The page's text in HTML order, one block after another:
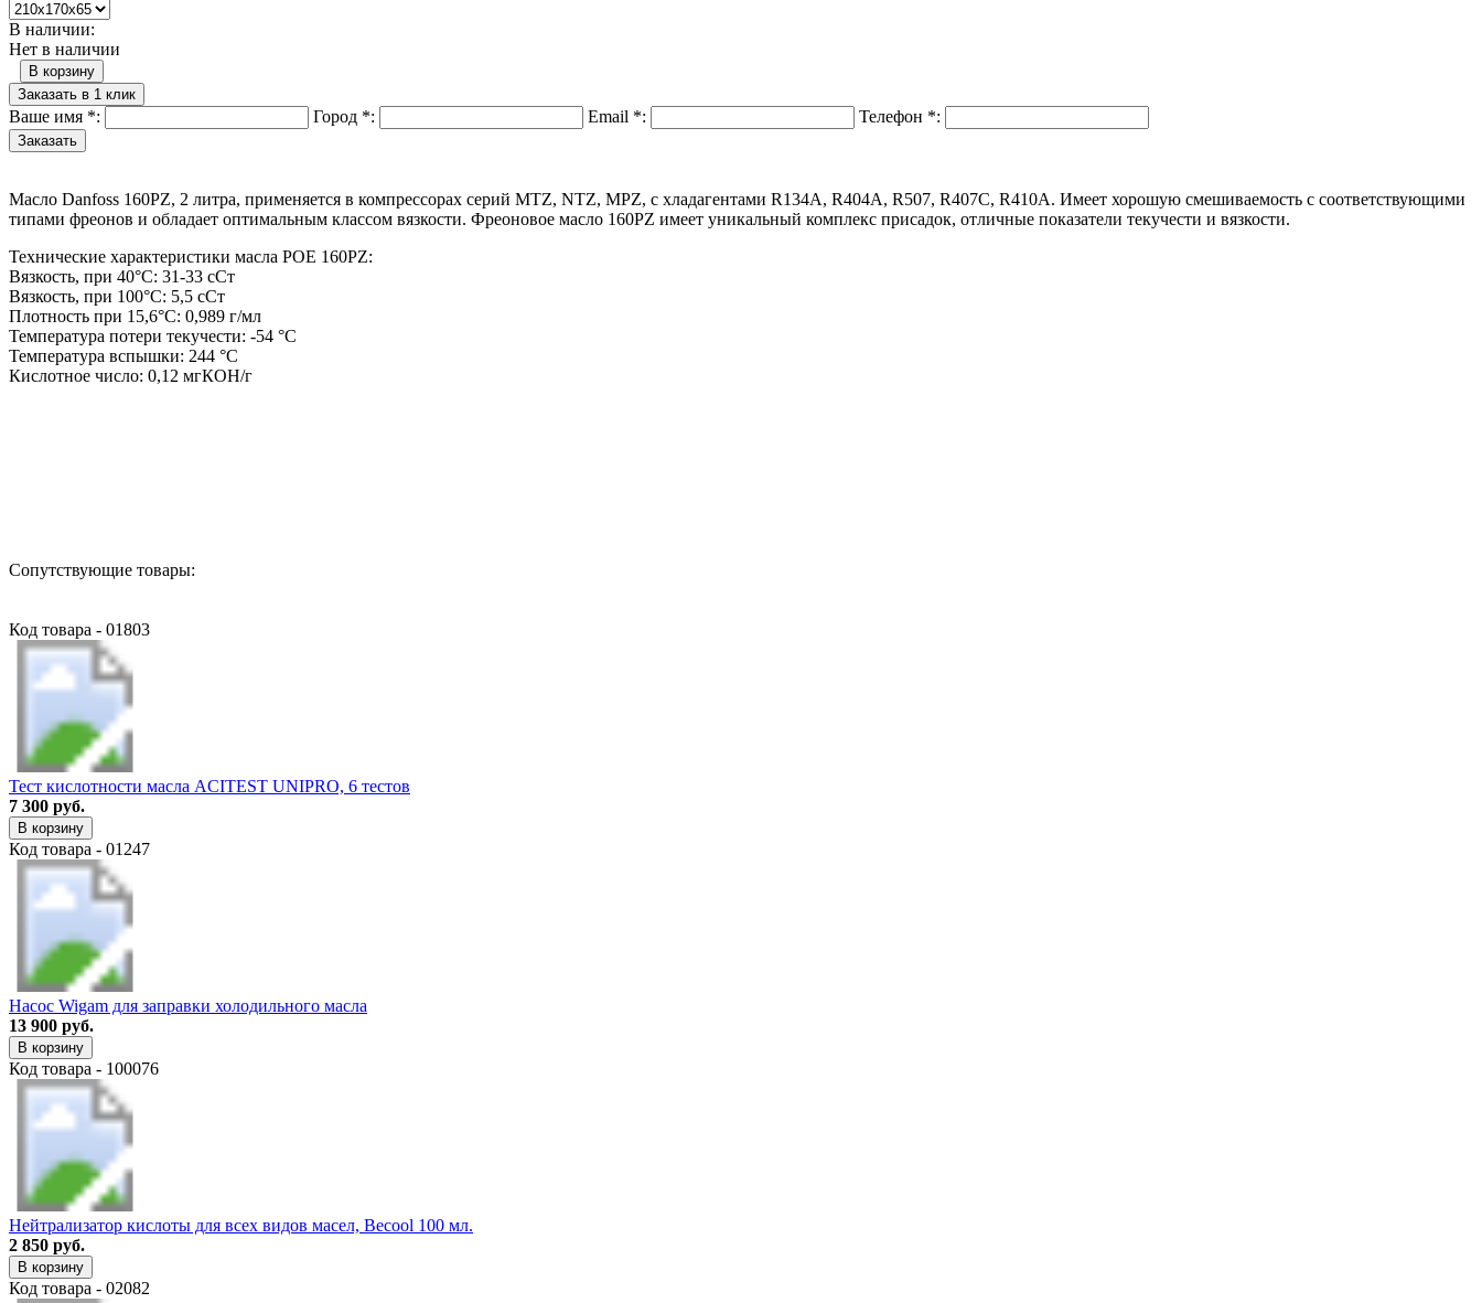
В наличии:
Нет в наличии
В корзину
Заказать в 1 клик
Ваше имя *: Город *: Email *: Телефон *:
Масло Danfoss 160PZ, 2 литра, применяется в компрессорах серий MTZ, NTZ, MPZ, с хладагентами R134A, R404A, R507, R407C, R410A. Имеет хорошую смешиваемость с соответствующими
типами фреонов и обладает оптимальным классом вязкости. Фреоновое масло 160PZ имеет уникальный комплекс присадок, отличные показатели текучести и вязкости.
Технические характеристики масла POE 160PZ:
Вязкость, при 40°C: 31-33 сСт
Вязкость, при 100°C: 5,5 сСт
Плотность при 15,6°C: 0,989 г/мл
Температура потери текучести: -54 °C
Температура вспышки: 244 °C
Кислотное число: 0,12 мгКОН/г
Сопутствующие товары:
Код товара - 01803
Тест кислотности масла ACITEST UNIPRO, 6 тестов
7 300 руб.
В корзину
Код товара - 01247
Насос Wigam для заправки холодильного масла
13 900 руб.
В корзину
Код товара - 100076
Нейтрализатор кислоты для всех видов масел, Becool 100 мл.
2 850 руб.
В корзину
Код товара - 02082